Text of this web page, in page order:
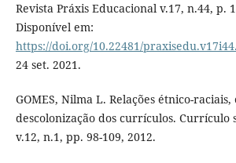
Revista Práxis Educacional v.17, n.44, p.
Disponível em:
https://doi.org/10.22481/
24 set. 2021.
GOMES, Nilma L. Relações étnico-raciais,
descolonização dos currículos. Currículo
v.12, n.1, pp. 98-109, 2012.